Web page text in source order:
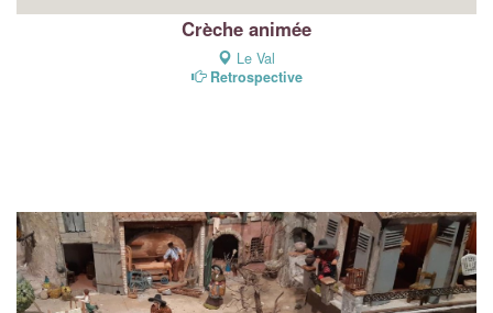
Crèche animée
Le Val
Retrospective